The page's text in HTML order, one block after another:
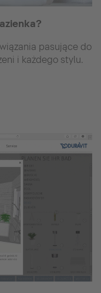
pasujące do
i każdego stylu.